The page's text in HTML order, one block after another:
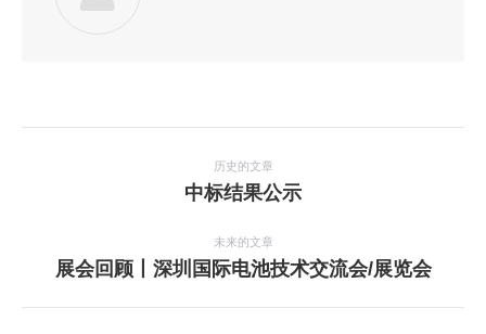
历史的文章
历
章：
中标结果公示
未来的文章
未
的
展会回顾丨深圳国际电池技术交流会/展览会